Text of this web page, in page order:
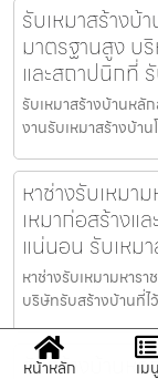
รับเหมาสร้างบ้
มาตรฐานสูง บ
และสถาปนิกที่
รับเหมาสร้างบ้านหลั
งานรับเหมาสร้างบ้า
หาช่างรับเหมา
เหมาก่อสร้างแ
แน่นอน รับเหม
หาช่างรับเหมามหาร
บริษัทรับสร้างบ้านที่ไ
รับสร้างบ้านห
หน้าหลัก เมนู